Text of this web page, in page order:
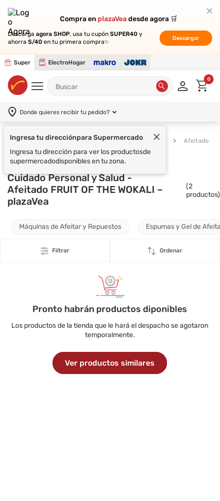
Compra en plazaVeadesde agora 🛒
Descarga agora SHOP, usa tu cupón SUPER40 y
ahorra S/40 en tu primera compra✨
Descargar
Super ElectroHogar
Compra en plazaVeadesde agora 🛒
Descarga agora SHOP, usa tu cupón SUPER40 y
ahorra S/40 en tu primera compra✨
Descargar
0
Donde quieres recibir tu pedido?
Ingresa tu direcciónpara Supermercado
Ingresa tu dirección para ver los productosde
supermercadodisponibles en tu zona.
Supermercado Cuidado Personal y Salud Afeitado
Cuidado Personal y Salud -
Afeitado FRUIT OF THE WOKALI –
plazaVea
(2
productos)
Máquinas de Afeitar y Repuestos Espumas y Gel de
Filtrar Ordenar
Pronto habrán productos diponibles
Los productos de la tienda que le hará el despacho se agotaron
temporalmente.
Ver productos similares